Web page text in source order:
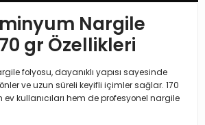
Nargile
gr Özellikleri
folyosu, dayanıklı yapısı sayesinde
ve uzun süreli keyifli içimler sağlar. 170
ev kullanıcıları hem de profesyonel nargile